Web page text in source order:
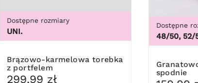
Dostępne rozmiary
UNI.
Brązowo-karmelowa torebka
z portfelem
299,99 zł
Dostępne
48/50, 52/
Granatowo-beżowe ciepłe
spodnie